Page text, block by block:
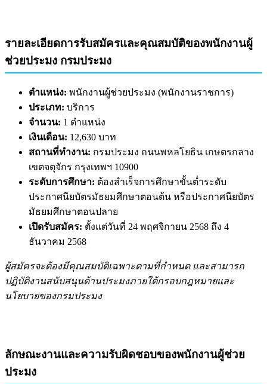
รายละเอียดการรับสมัครและคุณสมบัติของพนักงานผู้
ช่วยประมง กรมประมง
ตำแหน่ง: พนักงานผู้ช่วยประมง (พนักงานราชการ)
ประเภท: บริการ
จำนวน: 1 ตำแหน่ง
เงินเดือน: 12,630 บาท
สถานที่ทำงาน: กรมประมง ถนนพหลโยธิน เกษตรกลาง
เขตจตุจักร กรุงเทพฯ 10900
ระดับการศึกษา: ต้องสำเร็จการศึกษาขั้นต่ำระดับ
ประกาศนียบัตรมัธยมศึกษาตอนต้น หรือประกาศนียบัตร
มัธยมศึกษาตอนปลาย
เปิดรับสมัคร: ตั้งแต่วันที่ 24 พฤศจิกายน 2568 ถึง 4
ธันวาคม 2568
ผู้สมัครจะต้องมีคุณสมบัติเฉพาะตามที่กำหนด และสามารถ
ปฏิบัติงานสนับสนุนด้านประมงภายใต้กรอบกฎหมายและ
นโยบายของกรมประมง
ลักษณะงานและความรับผิดชอบของพนักงานผู้ช่วย
ประมง